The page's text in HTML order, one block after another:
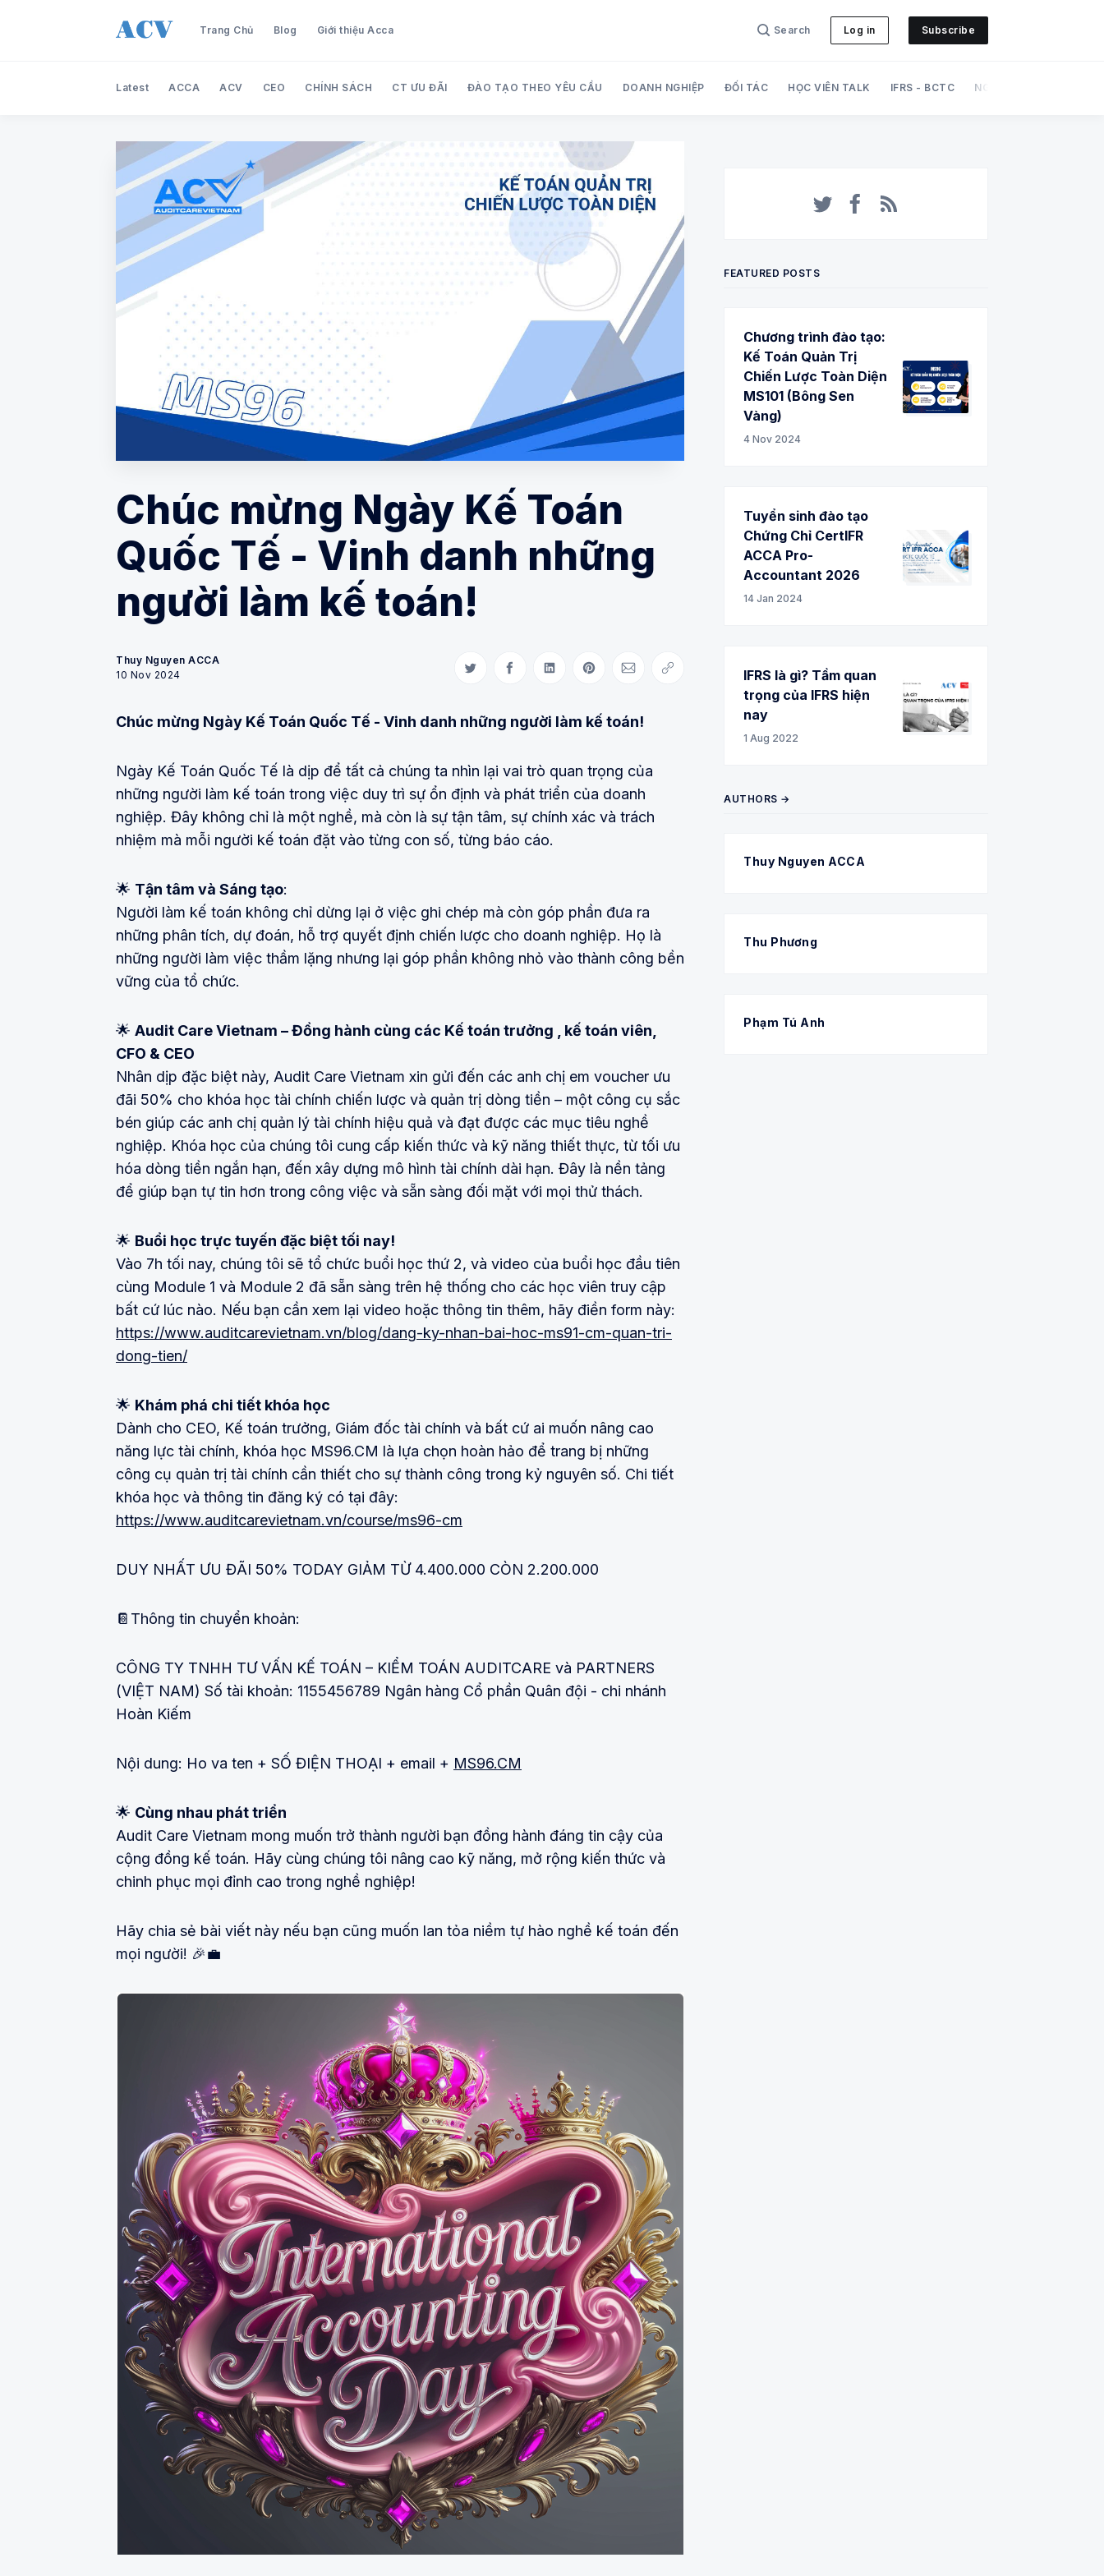
Trang Chủ Blog Giới thiệu Acca Search Log in Subscribe
Search Audit Care Việt Nam
Latest ACCA ACV CEO CHÍNH SÁCH CT ƯU ĐÃI ĐÀO TẠO THEO YÊU CẦU DOANH NGHIỆP ĐỐI TÁC HỌC VIÊN TALK IFRS - BCTC NGHIỆP VỤ
Chúc mừng Ngày Kế Toán
Quốc Tế - Vinh danh những
người làm kế toán!
Thuy Nguyen ACCA
10 Nov 2024
Share on Twitter
Share on Facebook
Share on LinkedIn
Share on Pinterest
Share via Email
Copy link
Chúc mừng Ngày Kế Toán Quốc Tế - Vinh danh những người làm kế toán!
Ngày Kế Toán Quốc Tế là dịp để tất cả chúng ta nhìn lại vai trò quan trọng của
những người làm kế toán trong việc duy trì sự ổn định và phát triển của doanh
nghiệp. Đây không chỉ là một nghề, mà còn là sự tận tâm, sự chính xác và trách
nhiệm mà mỗi người kế toán đặt vào từng con số, từng báo cáo.
🌟 Tận tâm và Sáng tạo:
Người làm kế toán không chỉ dừng lại ở việc ghi chép mà còn góp phần đưa ra
những phân tích, dự đoán, hỗ trợ quyết định chiến lược cho doanh nghiệp. Họ là
những người làm việc thầm lặng nhưng lại góp phần không nhỏ vào thành công bền
vững của tổ chức.
🌟 Audit Care Vietnam – Đồng hành cùng các Kế toán trưởng , kế toán viên,
CFO & CEO
Nhân dịp đặc biệt này, Audit Care Vietnam xin gửi đến các anh chị em voucher ưu
đãi 50% cho khóa học tài chính chiến lược và quản trị dòng tiền – một công cụ sắc
bén giúp các anh chị quản lý tài chính hiệu quả và đạt được các mục tiêu nghề
nghiệp. Khóa học của chúng tôi cung cấp kiến thức và kỹ năng thiết thực, từ tối ưu
hóa dòng tiền ngắn hạn, đến xây dựng mô hình tài chính dài hạn. Đây là nền tảng
để giúp bạn tự tin hơn trong công việc và sẵn sàng đối mặt với mọi thử thách.
🌟 Buổi học trực tuyến đặc biệt tối nay!
Vào 7h tối nay, chúng tôi sẽ tổ chức buổi học thứ 2, và video của buổi học đầu tiên
cùng Module 1 và Module 2 đã sẵn sàng trên hệ thống cho các học viên truy cập
bất cứ lúc nào. Nếu bạn cần xem lại video hoặc thông tin thêm, hãy điền form này:
https://www.auditcarevietnam.vn/blog/dang-ky-nhan-bai-hoc-ms91-cm-quan-tri-
dong-tien/
🌟 Khám phá chi tiết khóa học
Dành cho CEO, Kế toán trưởng, Giám đốc tài chính và bất cứ ai muốn nâng cao
năng lực tài chính, khóa học MS96.CM là lựa chọn hoàn hảo để trang bị những
công cụ quản trị tài chính cần thiết cho sự thành công trong kỷ nguyên số. Chi tiết
khóa học và thông tin đăng ký có tại đây:
https://www.auditcarevietnam.vn/course/ms96-cm
DUY NHẤT ƯU ĐÃI 50% TODAY GIẢM TỪ 4.400.000 CÒN 2.200.000
📔Thông tin chuyển khoản:
CÔNG TY TNHH TƯ VẤN KẾ TOÁN – KIỂM TOÁN AUDITCARE và PARTNERS
(VIỆT NAM) Số tài khoản: 1155456789 Ngân hàng Cổ phần Quân đội - chi nhánh
Hoàn Kiếm
Nội dung: Ho va ten + SỐ ĐIỆN THOẠI + email + MS96.CM
🌟 Cùng nhau phát triển
Audit Care Vietnam mong muốn trở thành người bạn đồng hành đáng tin cậy của
cộng đồng kế toán. Hãy cùng chúng tôi nâng cao kỹ năng, mở rộng kiến thức và
chinh phục mọi đỉnh cao trong nghề nghiệp!
Hãy chia sẻ bài viết này nếu bạn cũng muốn lan tỏa niềm tự hào nghề kế toán đến
mọi người! 🎉💼
FEATURED POSTS
Chương trình đào tạo:
Kế Toán Quản Trị
Chiến Lược Toàn Diện
MS101 (Bông Sen
Vàng)
4 Nov 2024
Tuyển sinh đào tạo
Chứng Chỉ CertIFR
ACCA Pro-
Accountant 2026
14 Jan 2024
IFRS là gì? Tầm quan
trọng của IFRS hiện
nay
1 Aug 2022
AUTHORS →
Thuy Nguyen ACCA
Thu Phương
Phạm Tú Anh